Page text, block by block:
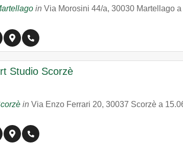
in Via Morosini 44/a, 30030 Martellago a
Studio Scorzè
in Via Enzo Ferrari 20, 30037 Scorzè a